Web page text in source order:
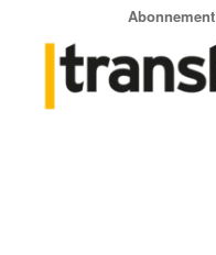
Abonnement